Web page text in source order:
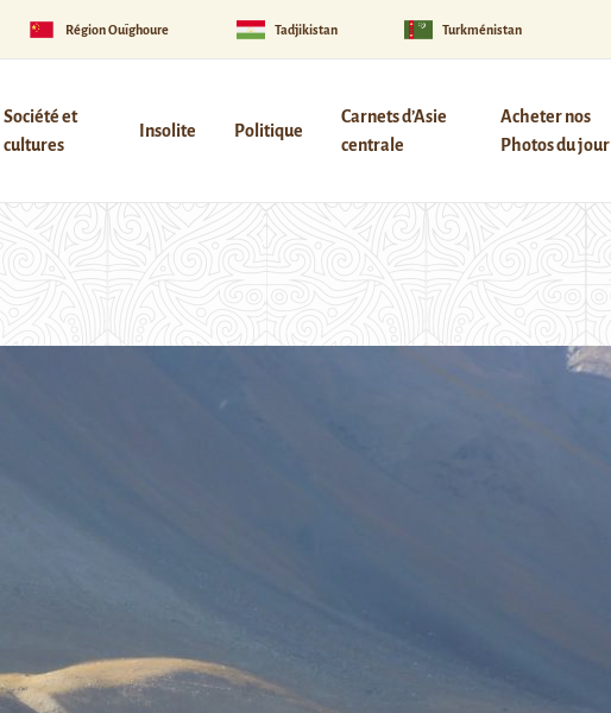
Région Ouïghoure Tadjikistan Turkménistan
Société et
cultures
Insolite Politique
Carnets d’Asie
centrale
Acheter nos
Photos du jour